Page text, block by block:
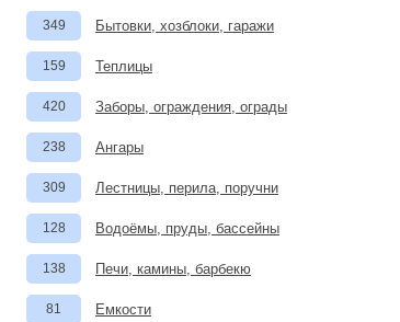
349 Бытовки, хозблоки, гаражи
159 Теплицы
420 Заборы, ограждения, ограды
238 Ангары
309 Лестницы, перила, поручни
128 Водоёмы, пруды, бассейны
138 Печи, камины, барбекю
81 Емкости